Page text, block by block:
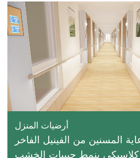
أرضيات المنزل
المسنين من الفينيل الفاخر